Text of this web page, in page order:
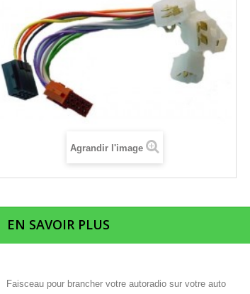
Agrandir l'image
EN SAVOIR PLUS
Faisceau pour brancher votre autoradio sur votre auto